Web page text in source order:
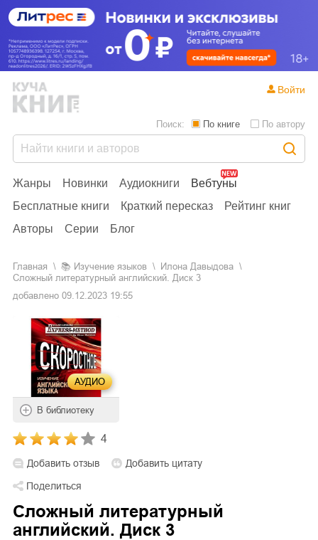
Жанры Новинки Аудиокниги
Вебтуны
Бесплатные книги
Краткий пересказ
Рейтинг книг
Авторы
Серии Блог
Поиск: По книге По автору
Войти
Главная 📚 изучение языков
Илона Давыдова
Сложный литературный английский. Диск 3
добавлено 09.12.2023 19:55
АУДИО
В библиотеку
4
Добавить отзыв
Добавить цитату
Поделиться
Сложный литературный
английский. Диск 3